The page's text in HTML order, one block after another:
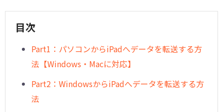
目次
Part1：パソコンからiPadへデータを転送する方
法【Windows・Macに対応】
Part2：WindowsからiPadへデータを転送する方
法